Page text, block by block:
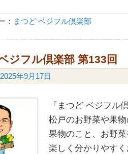
： まつど ベジフル倶楽部
ジフル倶楽部 第133回
2025年9月17日
『まつど ベジフル
松戸のお野菜や果
果物のこと、お野
楽しく分かりやす